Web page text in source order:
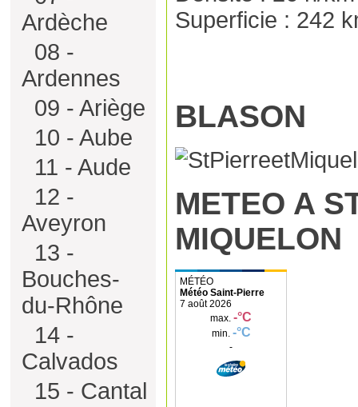
Ardèche
08 -
Ardennes
09 - Ariège
10 - Aube
11 - Aude
12 -
Aveyron
13 -
Bouches-
du-Rhône
14 -
Calvados
15 - Cantal
Superficie : 242
BLASON
METEO A
MIQUELON
Météo Saint-Pierre